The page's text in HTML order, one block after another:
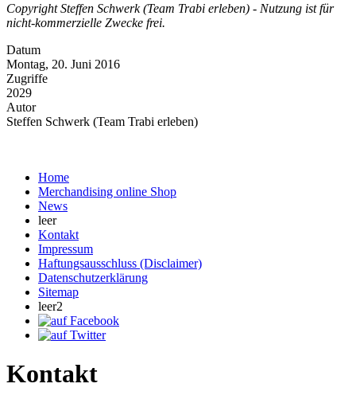
Copyright Steffen Schwerk (Team Trabi erleben) - Nutzung ist für
nicht-kommerzielle Zwecke frei.
Datum
Montag, 20. Juni 2016
Zugriffe
2029
Autor
Steffen Schwerk (Team Trabi erleben)
Home
Merchandising online Shop
News
leer
Kontakt
Impressum
Haftungsausschluss (Disclaimer)
Datenschutzerklärung
Sitemap
leer2
Kontakt